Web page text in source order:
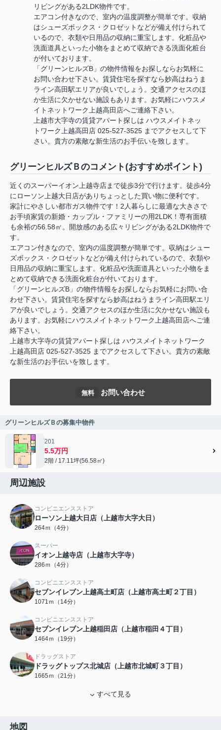
リビングがある2LDK物件です。
エアコン付きなので、室内の温度調整が簡単です。収納
はシューズボックス・クロゼットなどが備え付けられて
いるので、衣類や日用品の収納に重宝します。化粧品や
洗面道具といった小物をまとめて収納できる洗面化粧台
が付いております。
「グリーンヒルズB」の物件情報をお探しならお気軽に
お問い合わせ下さい。賃貸住宅を探すなら妙高はねうま
ライン高田駅エリアが良いでしょう。交通アクセスのほ
か生活に欠かせない施設もあります。お気軽にハウスメ
イトネットワーク上越高田店へご連絡下さい。
上越市大字寺の賃貸アパート探しは ハウスメイトネッ
トワーク上越高田店 025-527-3525 までアクセスして下
さい。貴方の素敵な新生活のお手伝いを致します。
グリーンヒルズＢのコメント(おすすめポイント)
近くのスーパーイオン上越寺店まで徒歩3分で行けます。徒歩4分
にローソン上越大日店がありちょっとした買い物に便利です。
家計にやさしい都市ガス物件です！2人暮らしに最適な大きさで
お手頃家賃の新婚・カップル・ファミリーの用2LDK！専有面積
も余裕の56.58㎡。開放感のある広々リビングがある2LDK物件で
す。
エアコン付きなので、室内の温度調整が簡単です。収納はシュー
ズボックス・クロゼットなどが備え付けられているので、衣類や
日用品の収納に重宝します。化粧品や洗面道具といった小物をま
とめて収納できる洗面化粧台が付いております。
「グリーンヒルズB」の物件情報をお探しならお気軽にお問い合
わせ下さい。賃貸住宅を探すなら妙高はねうまライン高田駅エリ
アが良いでしょう。交通アクセスのほか生活に欠かせない施設も
あります。お気軽にハウスメイトネットワーク上越高田店へご連
絡下さい。
上越市大字寺の賃貸アパート探しは ハウスメイトネットワーク
上越高田店 025-527-3525 までアクセスして下さい。貴方の素敵
な新生活のお手伝いを致します。
無料 お問い合わせ
グリーンヒルズＢの募集中物件
201
5.5万円
2階 / 17.11坪(56.58㎡)
周辺施設
コンビニエンスストア
ローソン上越大日店（上越市大字大日）
264ｍ（4分）
スーパー
イオン上越寺店（上越市大字寺）
286ｍ（4分）
コンビニエンスストア
セブンイレブン上越高土町店（上越市高土町２丁目）
1071ｍ（14分）
コンビニエンスストア
セブンイレブン上越稲田店（上越市稲田４丁目）
1464ｍ（19分）
ドラッグストア
ドラッグトップス北城店（上越市北城町３丁目）
1665ｍ（21分）
すべて見る
地図